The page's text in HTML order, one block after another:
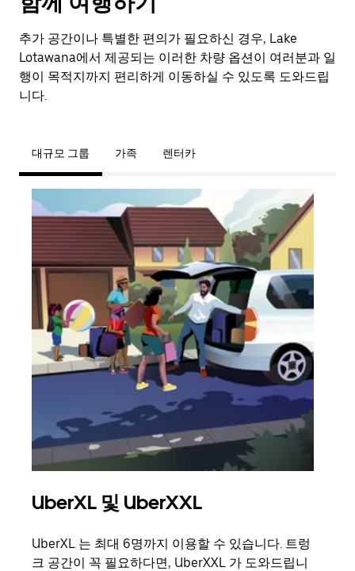
추가 공간이나 특별한 편의가 필요하신 경우, Lake
Lotawana에서 제공되는 이러한 차량 옵션이 여러분과 일
행이 목적지까지 편리하게 이동하실 수 있도록 도와드립
니다.
대규모 그룹 가족 렌터카
UberXL 및 UberXXL
UberXL 는 최대 6명까지 이용할 수 있습니다. 트렁
크 공간이 꼭 필요하다면, UberXXL 가 도와드립니